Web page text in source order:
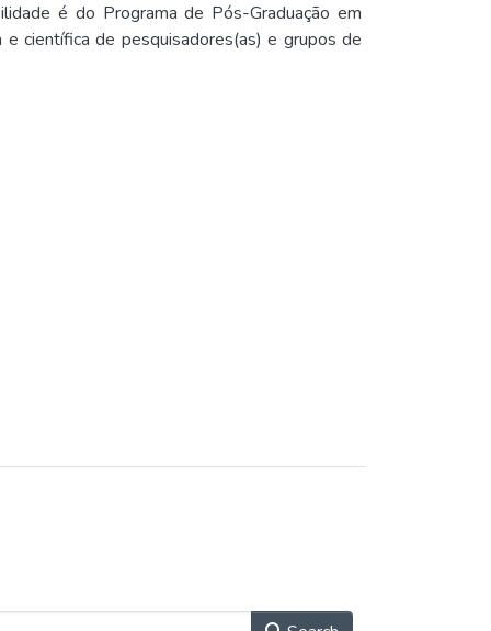
é do Programa de Pós-Graduação em
e científica de pesquisadores(as) e grupos de